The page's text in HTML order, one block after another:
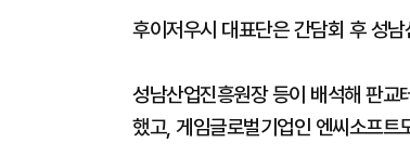
후이저우시 대표단은 간담회 후 성
성남산업진흥원장 등이 배석해 판
했고, 게임글로벌기업인 엔씨소프트